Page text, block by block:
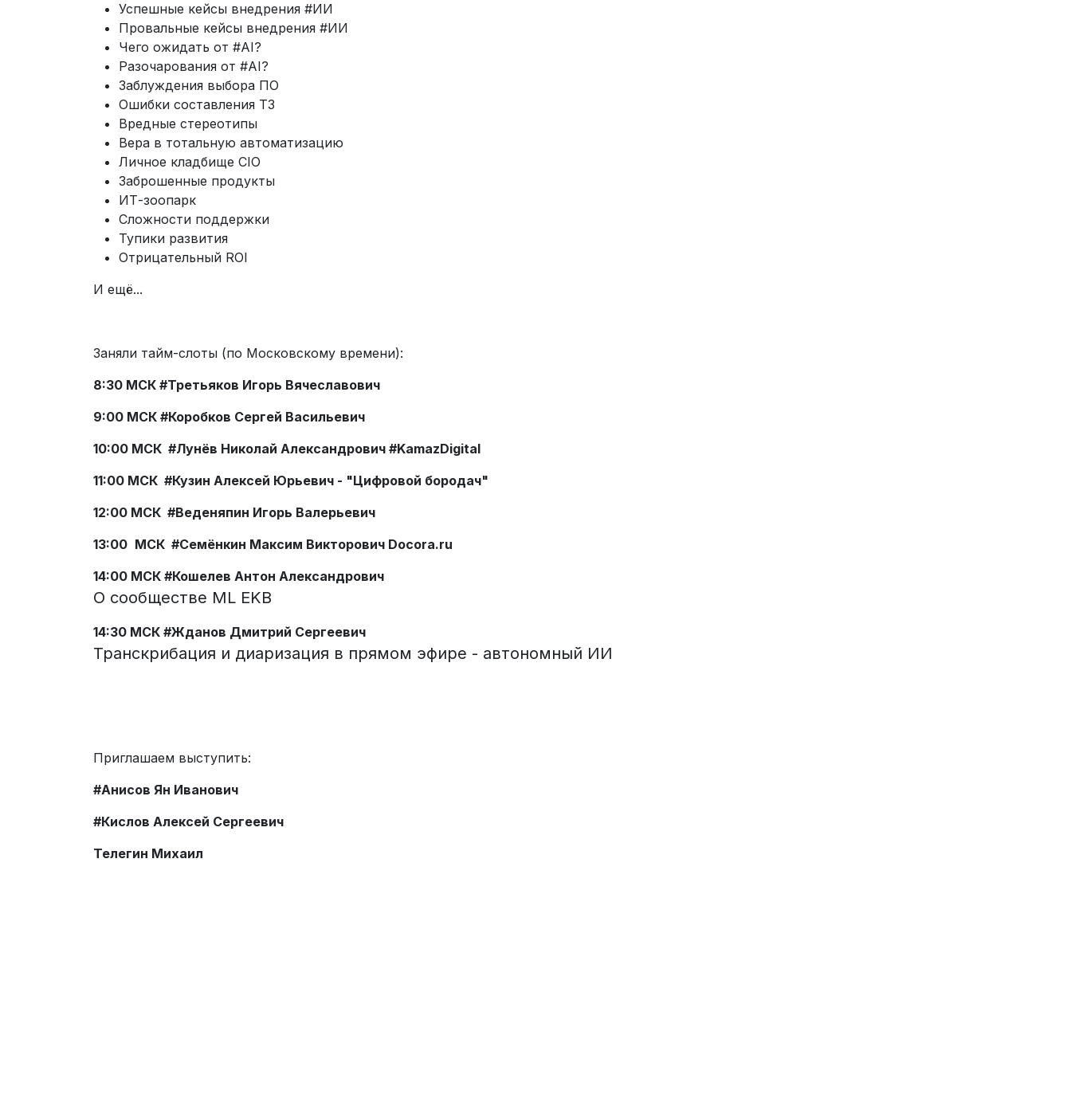
Успешные кейсы внедрения #ИИ
Провальные кейсы внедрения #ИИ
Чего ожидать от #AI?
Разочарования от #AI?
Заблуждения выбора ПО
Ошибки составления ТЗ
Вредные стереотипы
Вера в тотальную автоматизацию
Личное кладбище CIO
Заброшенные продукты
ИТ-зоопарк
Сложности поддержки
Тупики развития
Отрицательный ROI
И ещё...
Заняли тайм-слоты (по Московскому времени):
8:30 МСК #Третьяков Игорь Вячеславович
9:00 МСК #Коробков Сергей Васильевич
10:00 МСК #Лунёв Николай Александрович #KamazDigital
11:00 МСК #Кузин Алексей Юрьевич - "Цифровой бородач"
12:00 МСК #Веденяпин Игорь Валерьевич
13:00 МСК #Семёнкин Максим Викторович Docora.ru
14:00 МСК #Кошелев Антон Александрович
О сообществе ML EKB
14:30 МСК #Жданов Дмитрий Сергеевич
Транскрибация и диаризация в прямом эфире - автономный ИИ
Приглашаем выступить:
#Анисов Ян Иванович
#Кислов Алексей Сергеевич
Телегин Михаил